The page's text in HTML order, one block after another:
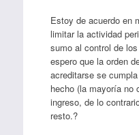
Estoy de acuerdo en
limitar la actividad
sumo al control de
espero que la orden
acreditarse se
hecho (la mayoría no
ingreso, de lo
resto.?